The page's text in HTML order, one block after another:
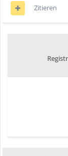
Zitieren